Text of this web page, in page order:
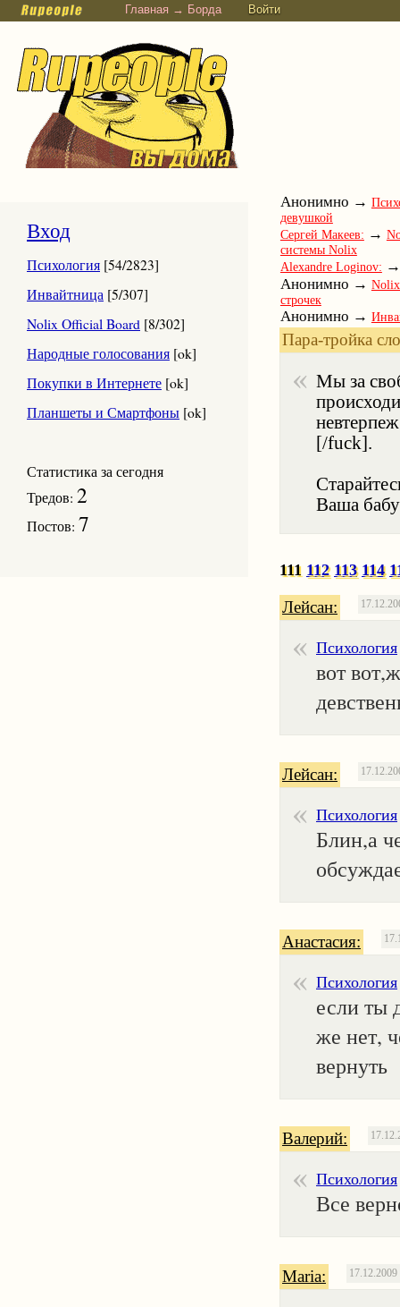
Главная → Борда Войти
Анонимно →
девушкой
Сергей Макеев: →
системы Nolix
Alexandre Loginov:
Анонимно →
строчек
Анонимно →
Юлия Савина:→
Вадим Петров:→
Вход
Психология [54/2823]
Инвайтница [5/307]
Nolix Official Board [8/302]
Народные голосования [ok]
Покупки в Интернете [ok]
Планшеты и Смартфоны [ok]
Статистика за сегодня
Тредов: 2
Постов: 7
Пара-тройка
Мы за
[/fuck].
Ваша
111 112 113 114
Лейсан:
Психология
вот
Лейсан:
Психология
Блин,а
Анастасия:
Психология
если ты
же нет,
вернуть
Валерий:
Психология
Все
Maria: 17.12.2009